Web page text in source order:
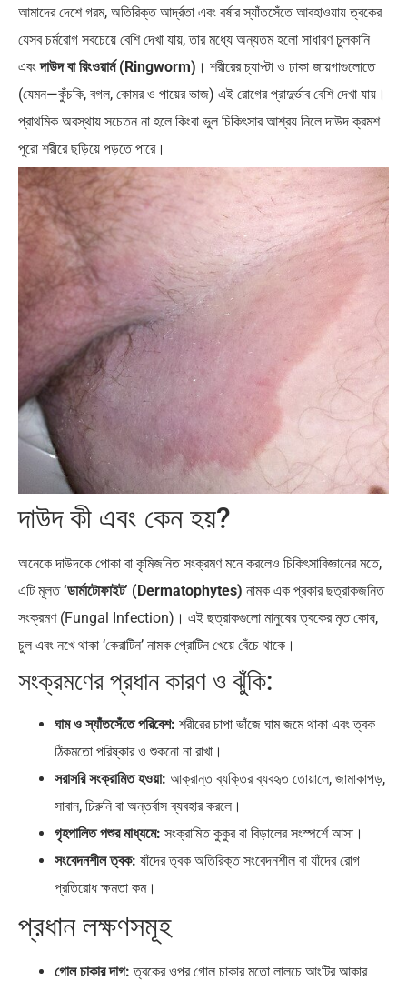
আমাদের দেশে গরম, অতিরিক্ত আর্দ্রতা এবং বর্ষার স্যাঁতসেঁতে আবহাওয়ায় ত্বকের
যেসব চর্মরোগ সবচেয়ে বেশি দেখা যায়, তার মধ্যে অন্যতম হলো সাধারণ চুলকানি
এবংদাউদ বা রিংওয়ার্ম (Ringworm) । শরীরের চ্যাপ্টা ও ঢাকা জায়গাগুলোতে
(যেমন—কুঁচকি, বগল, কোমর ও পায়ের ভাজ) এই রোগের প্রাদুর্ভাব বেশি দেখা যায়।
প্রাথমিক অবস্থায় সচেতন না হলে কিংবা ভুল চিকিৎসার আশ্রয় নিলে দাউদ ক্রমশ
পুরো শরীরে ছড়িয়ে পড়তে পারে।
দাউদ কী এবং কেন হয়?
অনেকে দাউদকে পোকা বা কৃমিজনিত সংক্রমণ মনে করলেও চিকিৎসাবিজ্ঞানের মতে,
এটি মূলত‘ডার্মাটোফাইট’ (Dermatophytes) নামক এক প্রকার ছত্রাকজনিত
সংক্রমণ (Fungal Infection)। এই ছত্রাকগুলো মানুষের ত্বকের মৃত কোষ,
চুল এবং নখে থাকা ‘কেরাটিন’ নামক প্রোটিন খেয়ে বেঁচে থাকে।
সংক্রমণের প্রধান কারণ ও ঝুঁকি:
ঘাম ও স্যাঁতসেঁতে পরিবেশ: শরীরের চাপা ভাঁজে ঘাম জমে থাকা এবং ত্বক
ঠিকমতো পরিষ্কার ও শুকনো না রাখা।
সরাসরি সংক্রামিত হওয়া: আক্রান্ত ব্যক্তির ব্যবহৃত তোয়ালে, জামাকাপড়,
সাবান, চিরুনি বা অন্তর্বাস ব্যবহার করলে।
গৃহপালিত পশুর মাধ্যমে: সংক্রামিত কুকুর বা বিড়ালের সংস্পর্শে আসা।
সংবেদনশীল ত্বক: যাঁদের ত্বক অতিরিক্ত সংবেদনশীল বা যাঁদের রোগ
প্রতিরোধ ক্ষমতা কম।
প্রধান লক্ষণসমূহ
গোল চাকার দাগ: ত্বকের ওপর গোল চাকার মতো লালচে আংটির আকার